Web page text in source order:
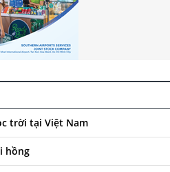
trời tại Việt Nam
hồng